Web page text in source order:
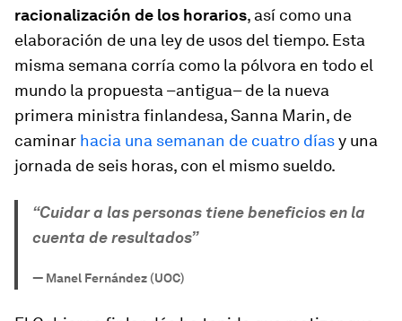
racionalización de los horarios, así como una
elaboración de una ley de usos del tiempo. Esta
misma semana corría como la pólvora en todo el
mundo la propuesta –antigua– de la nueva
primera ministra finlandesa, Sanna Marin, de
caminar hacia una semanan de cuatro díasy una
jornada de seis horas, con el mismo sueldo.
“Cuidar a las personas tiene beneficios en la
cuenta de resultados”
— Manel Fernández (UOC)